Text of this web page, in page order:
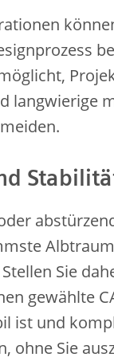
langwierige
Sie
gewählte
ist und
ohne Sie